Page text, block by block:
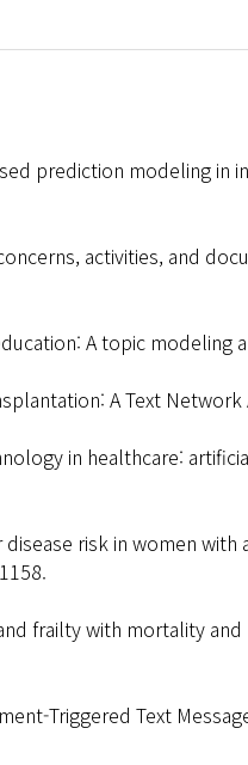
prediction modeling
activities, and
A topic modeling
A Text
in healthcare:
disease risk in women
frailty with mortality
Triggered Text